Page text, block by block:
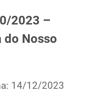
2023 –
do Nosso
14/12/2023